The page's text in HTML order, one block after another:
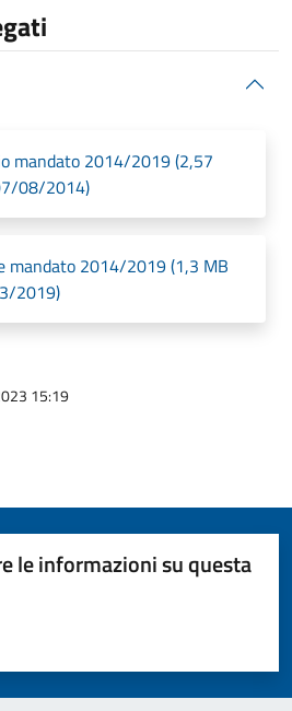
mandato 2014/2019 (2,57
08/2014)
mandato 2014/2019 (1,3 MB
2019)
15:19
le informazioni su questa
stelle su 5
su 5
5